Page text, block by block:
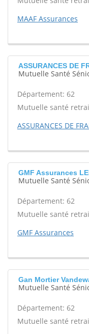
MAAF Assurances
ASSURANCES DE
Mutuelle Santé
Département: 62
Mutuelle santé
ASSURANCES DE
GMF Assurances
Mutuelle Santé
Département: 62
Mutuelle santé
GMF Assurances
Gan Mortier
Mutuelle Santé
Département: 62
Mutuelle santé